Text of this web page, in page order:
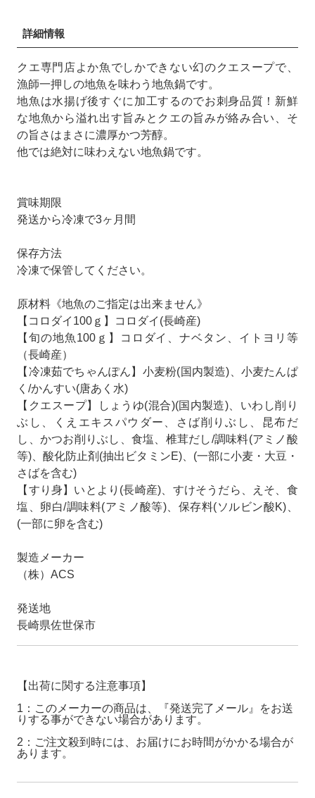
詳細情報
クエ専門店よか魚でしかできない幻のクエスープで、
漁師一押しの地魚を味わう地魚鍋です。
地魚は水揚げ後すぐに加工するのでお刺身品質！新鮮
な地魚から溢れ出す旨みとクエの旨みが絡み合い、そ
の旨さはまさに濃厚かつ芳醇。
他では絶対に味わえない地魚鍋です。
賞味期限
発送から冷凍で3ヶ月間
保存方法
冷凍で保管してください。
原材料《地魚のご指定は出来ません》
【コロダイ100ｇ】コロダイ(長崎産)
【旬の地魚100ｇ】コロダイ、ナベタン、イトヨリ等
（長崎産）
【冷凍茹でちゃんぽん】小麦粉(国内製造)、小麦たんぱ
く/かんすい(唐あく水)
【クエスープ】しょうゆ(混合)(国内製造)、いわし削り
ぶし、くえエキスパウダー、さば削りぶし、昆布だ
し、かつお削りぶし、食塩、椎茸だし/調味料(アミノ酸
等)、酸化防止剤(抽出ビタミンE)、(一部に小麦・大豆・
さばを含む)
【すり身】いとより(長崎産)、すけそうだら、えそ、食
塩、卵白/調味料(アミノ酸等)、保存料(ソルビン酸K)、
(一部に卵を含む)
製造メーカー
（株）ACS
発送地
長崎県佐世保市
【出荷に関する注意事項】
1：このメーカーの商品は、『発送完了メール』をお送
りする事ができない場合があります。
2：ご注文殺到時には、お届けにお時間がかかる場合が
あります。